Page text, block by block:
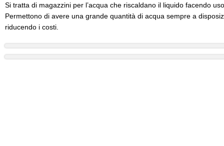
Si tratta di magazzini per l’acqua che riscaldano il liquido facendo
Permettono di avere una grande quantità di acqua sempre a
riducendo i costi.